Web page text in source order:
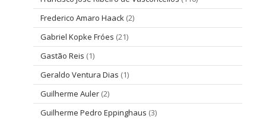
Frederico Amaro Haack (2)
Gabriel Kopke Fróes (21)
Gastão Reis (1)
Geraldo Ventura Dias (1)
Guilherme Auler (2)
Guilherme Pedro Eppinghaus (3)